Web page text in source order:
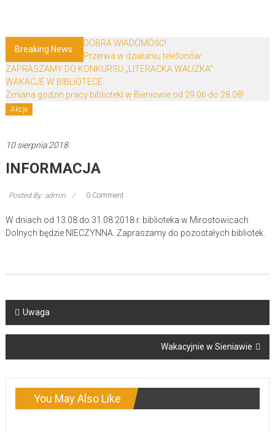
Gminy
Żary
Biblioteki
Gminy
zespół
bibliotek
się
Powiecie
Żarskim.
Breaking News:
DOBRA WIADOMOŚĆ!
Przerwa w działaniu telefonów
ZAPRASZAMY DO KONKURSU „LITERACKA WALIZKA”
WAKACJE W BIBLIOTECE
Zmiana godzin pracy biblioteki w Bieniowie od 29.06 do 28.08!
Akcje
10 sierpnia 2018
INFORMACJA
Posted By: admin 0 Comment
W dniach od 13.08 do 31.08.2018 r. biblioteka w Mirostowicach
Dolnych będzie NIECZYNNA. Zapraszamy do pozostałych bibliotek.
Post
navigation
Uwaga
Wakacyjnie w Sieniawie
You May Also Like